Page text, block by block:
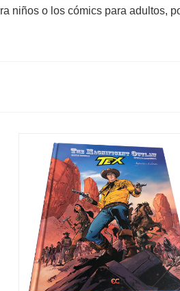
niños o los cómics para adultos,